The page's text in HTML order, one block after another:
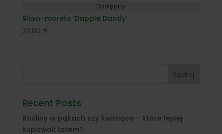
Dostępny
Śliwo-morela 'Dapple Dandy’
22,00 zł
Szukaj
Recent Posts
Rośliny w pąkach czy kwitnące – które lepiej
kupować latem?